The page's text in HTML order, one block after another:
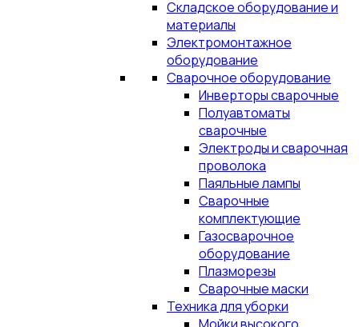
Складское оборудование и
материалы
Электромонтажное
оборудование
Сварочное оборудование
Инверторы сварочные
Полуавтоматы
сварочные
Электроды и сварочная
проволока
Паяльные лампы
Сварочные
комплектующие
Газосварочное
оборудование
Плазморезы
Сварочные маски
Техника для уборки